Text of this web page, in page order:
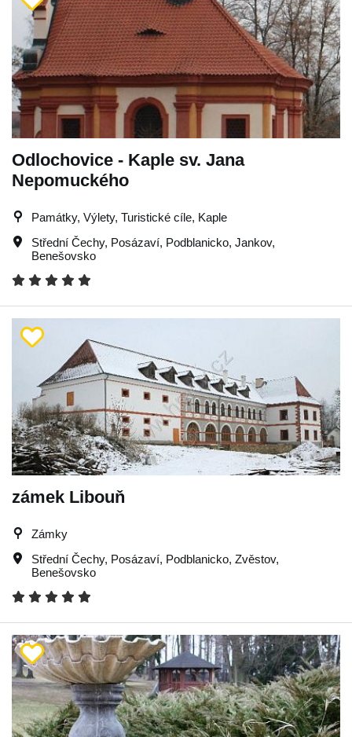
Odlochovice - Kaple sv. Jana
Nepomuckého
Památky, Výlety, Turistické cíle, Kaple
Střední Čechy, Posázaví, Podblanicko, Jankov,
Benešovsko
zámek Libouň
Zámky
Střední Čechy, Posázaví, Podblanicko, Zvěstov,
Benešovsko